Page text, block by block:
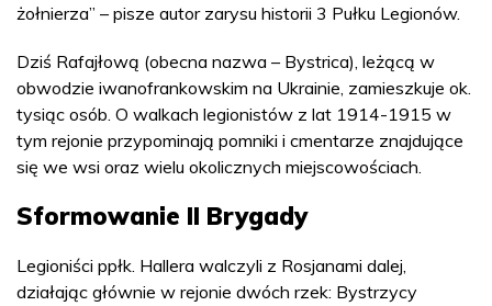
żołnierza” – pisze autor zarysu historii 3 Pułku Legionów.
Dziś Rafajłową (obecna nazwa – Bystrica), leżącą w
obwodzie iwanofrankowskim na Ukrainie, zamieszkuje ok.
tysiąc osób. O walkach legionistów z lat 1914-1915 w
tym rejonie przypominają pomniki i cmentarze znajdujące
się we wsi oraz wielu okolicznych miejscowościach.
Sformowanie II Brygady
Legioniści ppłk. Hallera walczyli z Rosjanami dalej,
działając głównie w rejonie dwóch rzek: Bystrzycy